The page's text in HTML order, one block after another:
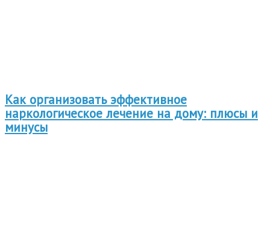
Как организовать эффективное
наркологическое лечение на дому: плюсы и
минусы